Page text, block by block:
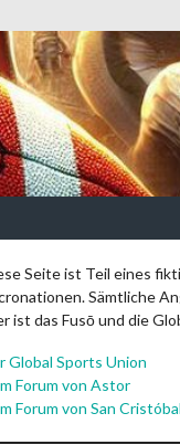
Seite ist Teil eines
Sämtliche
ist das Fusō und die
Global Sports Union
Forum von Astor
Forum von San Cristóbal